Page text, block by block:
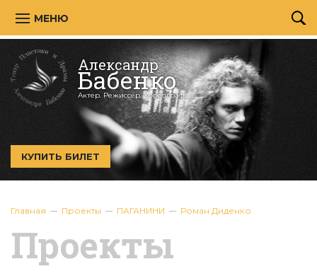
МЕНЮ
Александр
Бабенко
Актер. Режиссёр. Хореограф.
КУПИТЬ БИЛЕТ
Главная Проекты ПАГАНИНИ Роман Диденко
Проекты